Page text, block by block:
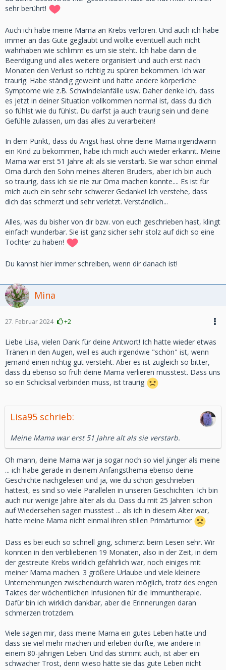
sehr berührt!
Auch ich habe meine Mama an Krebs verloren. Und auch ich habe
immer an das Gute geglaubt und wollte eventuell auch nicht
wahrhaben wie schlimm es um sie steht. Ich habe dann die
Beerdigung und alles weitere organisiert und auch erst nach
Monaten den Verlust so richtig zu spüren bekommen. Ich war
traurig. Habe ständig geweint und hatte andere körperliche
Symptome wie z.B. Schwindelanfälle usw. Daher denke ich, dass
es jetzt in deiner Situation vollkommen normal ist, dass du dich
so fühlst wie du fühlst. Du darfst ja auch traurig sein und deine
Gefühle zulassen, um das alles zu verarbeiten!
In dem Punkt, dass du Angst hast ohne deine Mama irgendwann
ein Kind zu bekommen, habe ich mich auch wieder erkannt. Meine
Mama war erst 51 Jahre alt als sie verstarb. Sie war schon einmal
Oma durch den Sohn meines älteren Bruders, aber ich bin auch
so traurig, dass ich sie nie zur Oma machen konnte.... Es ist für
mich auch ein sehr sehr schwerer Gedanke! Ich verstehe, dass
dich das schmerzt und sehr verletzt. Verständlich...
Alles, was du bisher von dir bzw. von euch geschrieben hast, klingt
einfach wunderbar. Sie ist ganz sicher sehr stolz auf dich so eine
Tochter zu haben!
Du kannst hier immer schreiben, wenn dir danach ist!
Mina
27. Februar 2024 +2
Liebe Lisa, vielen Dank für deine Antwort! Ich hatte wieder etwas
Tränen in den Augen, weil es auch irgendwie "schön" ist, wenn
jemand einen richtig gut versteht. Aber es ist zugleich so bitter,
dass du ebenso so früh deine Mama verlieren musstest. Dass uns
so ein Schicksal verbinden muss, ist traurig
Lisa95 schrieb:
Meine Mama war erst 51 Jahre alt als sie verstarb.
Oh mann, deine Mama war ja sogar noch so viel jünger als meine
... ich habe gerade in deinem Anfangsthema ebenso deine
Geschichte nachgelesen und ja, wie du schon geschrieben
hattest, es sind so viele Parallelen in unseren Geschichten. Ich bin
auch nur wenige Jahre älter als du. Dass du mit 25 Jahren schon
auf Wiedersehen sagen musstest ... als ich in diesem Alter war,
hatte meine Mama nicht einmal ihren stillen Primärtumor
Dass es bei euch so schnell ging, schmerzt beim Lesen sehr. Wir
konnten in den verbliebenen 19 Monaten, also in der Zeit, in dem
der gestreute Krebs wirklich gefährlich war, noch einiges mit
meiner Mama machen. 3 größere Urlaube und viele kleinere
Unternehmungen zwischendurch waren möglich, trotz des engen
Taktes der wöchentlichen Infusionen für die Immuntherapie.
Dafür bin ich wirklich dankbar, aber die Erinnerungen daran
schmerzen trotzdem.
Viele sagen mir, dass meine Mama ein gutes Leben hatte und
dass sie viel mehr machen und erleben durfte, wie andere in
einem 80-jährigen Leben. Und das stimmt auch, ist aber ein
schwacher Trost, denn wieso hätte sie das gute Leben nicht